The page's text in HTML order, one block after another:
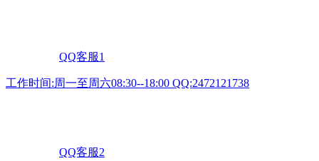
QQ客服1
工作时间:周一至周六08:30--18:00 QQ:2472121738
QQ客服2